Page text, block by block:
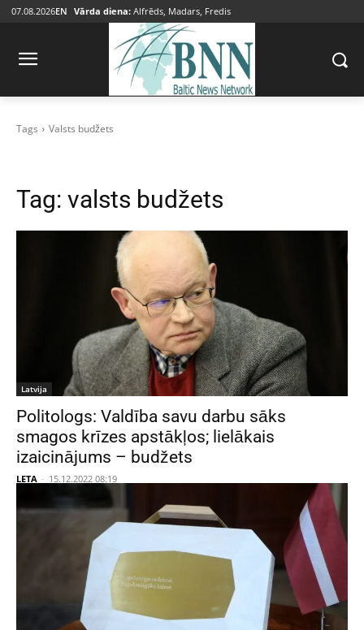
07.08.2026EN Vārda diena: Alfrēds, Madars, Fredis
Tags Valsts budžets
Tag: valsts budžets
Latvija
Politologs: Valdība savu darbu sāks
smagos krīzes apstākļos; lielākais
izaicinājums – budžets
LETA - 15.12.2022 08:19